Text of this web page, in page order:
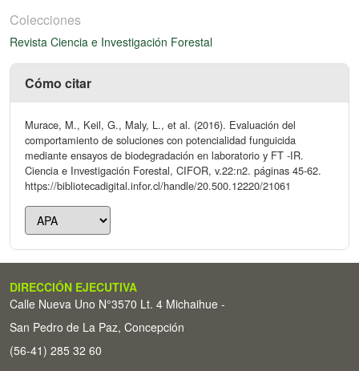
Colecciones
Revista Ciencia e Investigación Forestal
Cómo citar
Murace, M., Keil, G., Maly, L., et al. (2016). Evaluación del
comportamiento de soluciones con potencialidad funguicida
mediante ensayos de biodegradación en laboratorio y FT -IR.
Ciencia e Investigación Forestal, CIFOR, v.22:n2. páginas 45-62.
https://bibliotecadigital.infor.cl/handle/20.500.12220/21061
DIRECCIÓN EJECUTIVA
Calle Nueva Uno N°3570 Lt. 4 Michaihue -
San Pedro de La Paz, Concepción
(56-41) 285 32 60